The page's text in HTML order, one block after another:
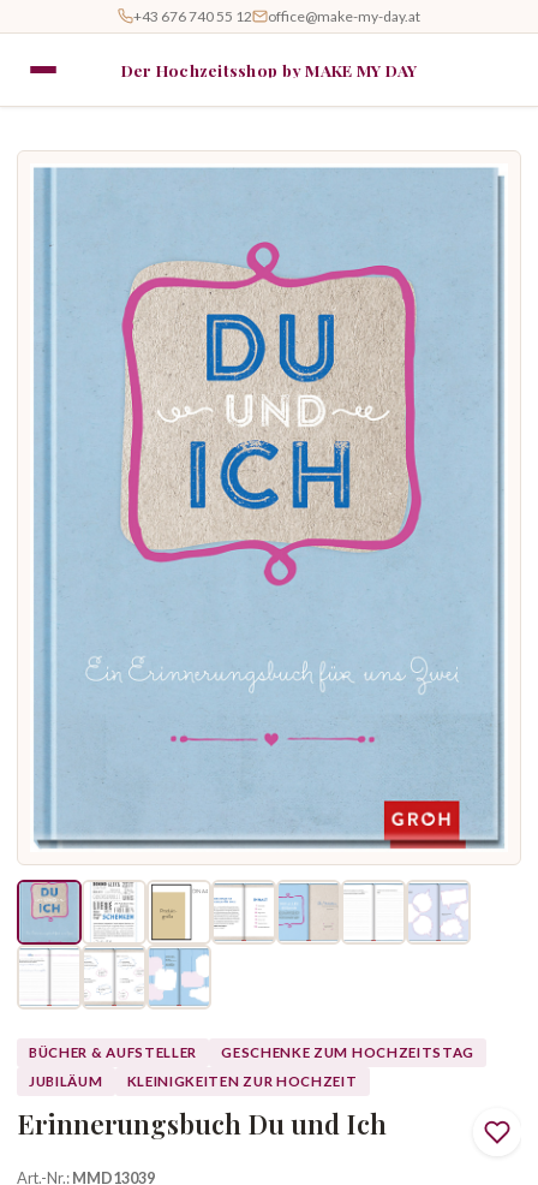
+43 676 740 55 12 office@make-my-day.at
Der Hochzeitsshop by MAKE MY DAY
BÜCHER & AUFSTELLER
GESCHENKE ZUM HOCHZEITSTAG
JUBILÄUM
KLEINIGKEITEN ZUR HOCHZEIT
Erinnerungsbuch Du und Ich
Art.-Nr.:MMD13039